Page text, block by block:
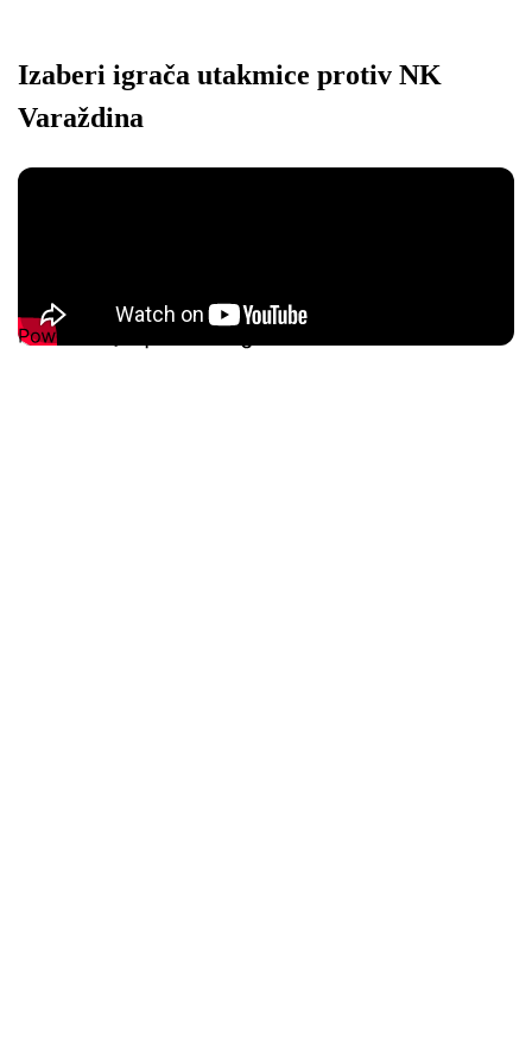
Izaberi igrača utakmice protiv NK
Varaždina